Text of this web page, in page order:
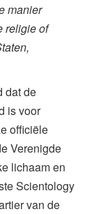
manier
religie of
dat de
is voor
officiële
Verenigde
lichaam en
Scientology
van de